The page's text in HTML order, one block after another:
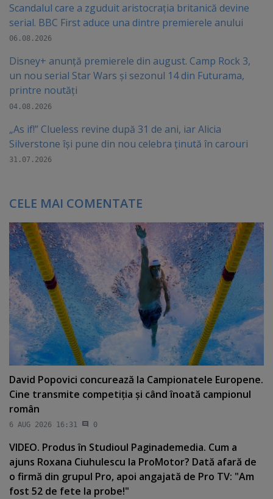
Scandalul care a zguduit aristocrația britanică devine
serial. BBC First aduce una dintre premierele anului
06.08.2026
Disney+ anunță premierele din august. Camp Rock 3,
un nou serial Star Wars și sezonul 14 din Futurama,
printre noutăți
04.08.2026
„As if!” Clueless revine după 31 de ani, iar Alicia
Silverstone își pune din nou celebra ținută în carouri
31.07.2026
CELE MAI COMENTATE
David Popovici concurează la Campionatele Europene.
Cine transmite competiţia şi când înoată campionul
român
6 AUG 2026 16:31 0
VIDEO. Produs în Studioul Paginademedia. Cum a
ajuns Roxana Ciuhulescu la ProMotor? Dată afară de
o firmă din grupul Pro, apoi angajată de Pro TV: "Am
fost 52 de fete la probe!"